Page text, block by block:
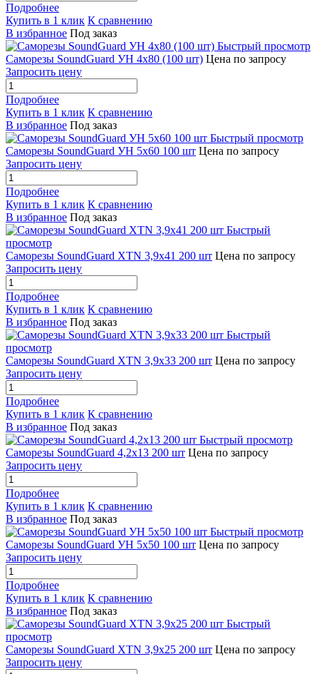
Подробнее
Купить в 1 клик К сравнению
В избранное Под заказ
Быстрый просмотр
Саморезы SoundGuard УН 4x80 (100 шт) Цена по запросу
Запросить цену
Подробнее
Купить в 1 клик К сравнению
В избранное Под заказ
Быстрый просмотр
Саморезы SoundGuard УН 5x60 100 шт Цена по запросу
Запросить цену
Подробнее
Купить в 1 клик К сравнению
В избранное Под заказ
Быстрый
просмотр
Саморезы SoundGuard XTN 3,9x41 200 шт Цена по запросу
Запросить цену
Подробнее
Купить в 1 клик К сравнению
В избранное Под заказ
Быстрый
просмотр
Саморезы SoundGuard XTN 3,9x33 200 шт Цена по запросу
Запросить цену
Подробнее
Купить в 1 клик К сравнению
В избранное Под заказ
Быстрый просмотр
Саморезы SoundGuard 4,2x13 200 шт Цена по запросу
Запросить цену
Подробнее
Купить в 1 клик К сравнению
В избранное Под заказ
Быстрый просмотр
Саморезы SoundGuard УН 5х50 100 шт Цена по запросу
Запросить цену
Подробнее
Купить в 1 клик К сравнению
В избранное Под заказ
Быстрый
просмотр
Саморезы SoundGuard XTN 3,9x25 200 шт Цена по запросу
Запросить цену